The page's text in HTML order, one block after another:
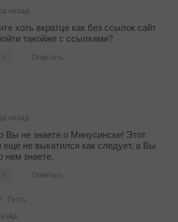
назад
хоть вкратце как без ссылок сайт
такойже с ссылками?
Ответить
назад
Вы не знаете о Минусинске! Этот
еще не выкатился как следует, а Вы
нем знаете.
Ответить
Гость